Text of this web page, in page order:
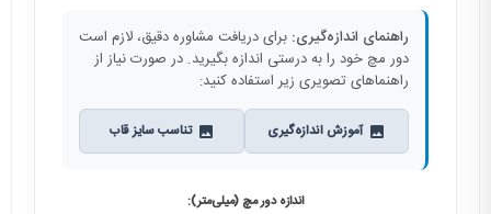
راهنمای اندازه‌گیری: برای دریافت مشاوره دقیق، لازم است
دور مچ خود را به درستی اندازه بگیرید. در صورت نیاز از
راهنماهای تصویری زیر استفاده کنید:
آموزش اندازه‌گیری تناسب سایز قاب
اندازه دور مچ (میلی‌متر):